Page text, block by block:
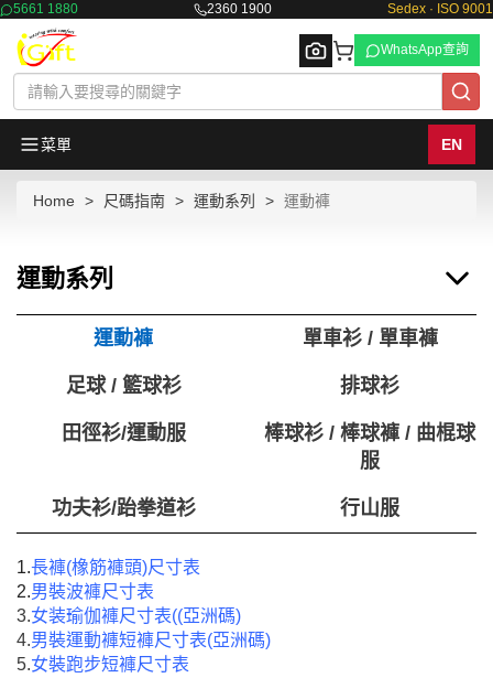
5661 1880 2360 1900 Sedex · ISO 9001
Browse
WhatsApp查詢
菜單 EN
Home 尺碼指南 運動系列 運動褲
運動系列
運動褲 單車衫 / 單車褲
足球 / 籃球衫 排球衫
田徑衫/運動服
棒球衫 / 棒球褲 / 曲棍球
服
功夫衫/跆拳道衫 行山服
1.長褲(橡筋褲頭)尺寸表
2.男裝波褲尺寸表
3.女装瑜伽褲尺寸表((亞洲碼)
4.男裝運動褲短褲尺寸表(亞洲碼)
5.女裝跑步短褲尺寸表